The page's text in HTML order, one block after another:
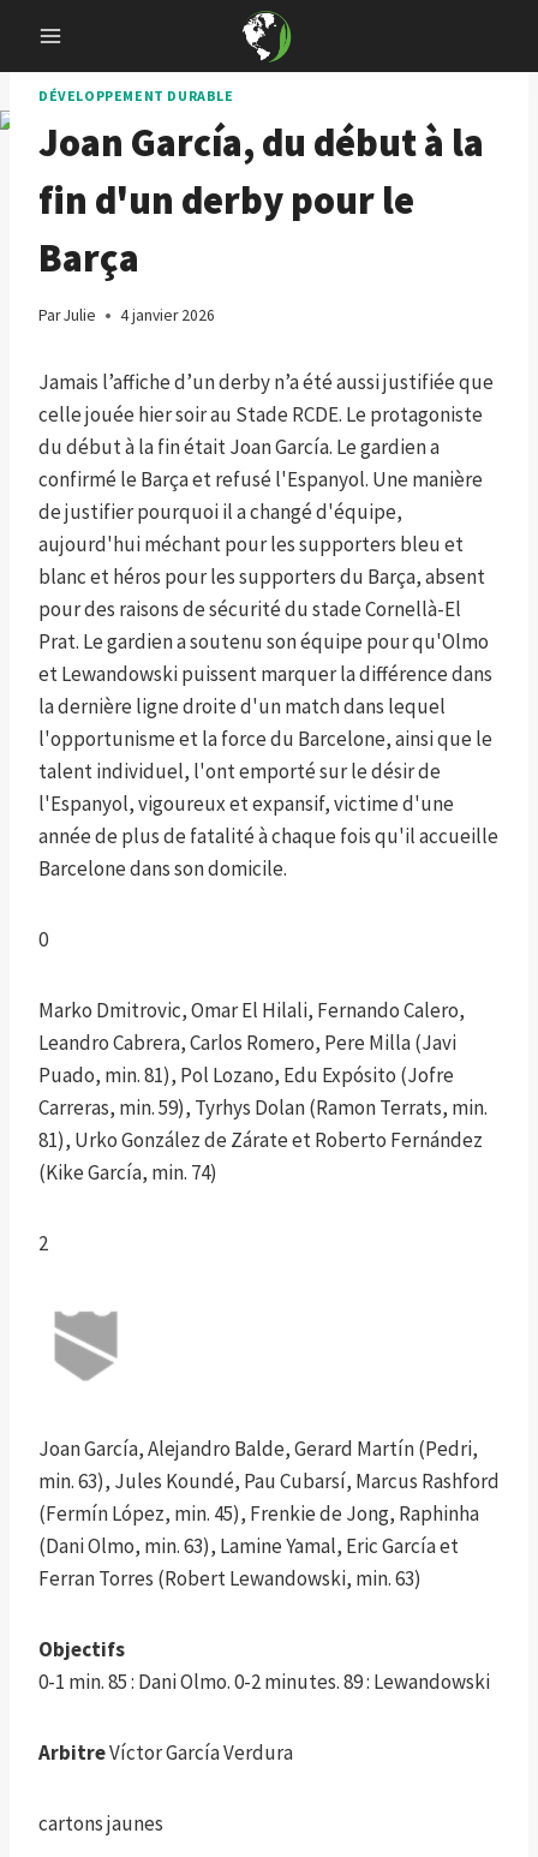
content
DÉVELOPPEMENT DURABLE
Joan García, du début à la
fin d'un derby pour le
Barça
ParJulie 4 janvier 2026
Jamais l’affiche d’un derby n’a été aussi justifiée que
celle jouée hier soir au Stade RCDE. Le protagoniste
du début à la fin était Joan García. Le gardien a
confirmé le Barça et refusé l'Espanyol. Une manière
de justifier pourquoi il a changé d'équipe,
aujourd'hui méchant pour les supporters bleu et
blanc et héros pour les supporters du Barça, absent
pour des raisons de sécurité du stade Cornellà-El
Prat. Le gardien a soutenu son équipe pour qu'Olmo
et Lewandowski puissent marquer la différence dans
la dernière ligne droite d'un match dans lequel
l'opportunisme et la force du Barcelone, ainsi que le
talent individuel, l'ont emporté sur le désir de
l'Espanyol, vigoureux et expansif, victime d'une
année de plus de fatalité à chaque fois qu'il accueille
Barcelone dans son domicile.
0
Marko Dmitrovic, Omar El Hilali, Fernando Calero,
Leandro Cabrera, Carlos Romero, Pere Milla (Javi
Puado, min. 81), Pol Lozano, Edu Expósito (Jofre
Carreras, min. 59), Tyrhys Dolan (Ramon Terrats, min.
81), Urko González de Zárate et Roberto Fernández
(Kike García, min. 74)
2
Joan García, Alejandro Balde, Gerard Martín (Pedri,
min. 63), Jules Koundé, Pau Cubarsí, Marcus Rashford
(Fermín López, min. 45), Frenkie de Jong, Raphinha
(Dani Olmo, min. 63), Lamine Yamal, Eric García et
Ferran Torres (Robert Lewandowski, min. 63)
Objectifs
0-1 min. 85 : Dani Olmo. 0-2 minutes. 89 : Lewandowski
ArbitreVíctor García Verdura
cartons jaunes